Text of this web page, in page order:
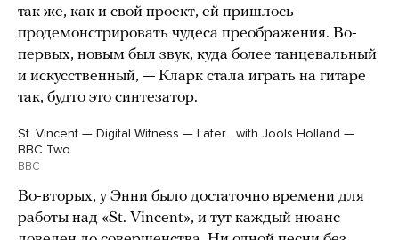
так же, как и свой проект, ей пришлось
продемонстрировать чудеса преображения. Во-
первых, новым был звук, куда более танцевальный
и искусственный, — Кларк стала играть на гитаре
так, будто это синтезатор.
St. Vincent — Digital Witness — Later… with Jools Holland —
BBC Two
BBC
Во-вторых, у Энни было достаточно времени для
работы над «St. Vincent», и тут каждый нюанс